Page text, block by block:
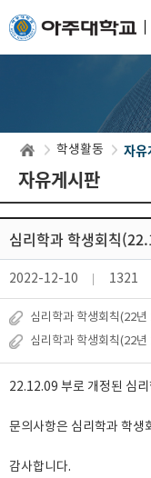
학생활동 자유
자유게시판
심리학과 학생회칙
2022-12-10 1321
심리학과 학생회칙(22
심리학과 학생회칙(22
22.12.09 부로 개정된 심
문의사항은 심리학과 학생
감사합니다.